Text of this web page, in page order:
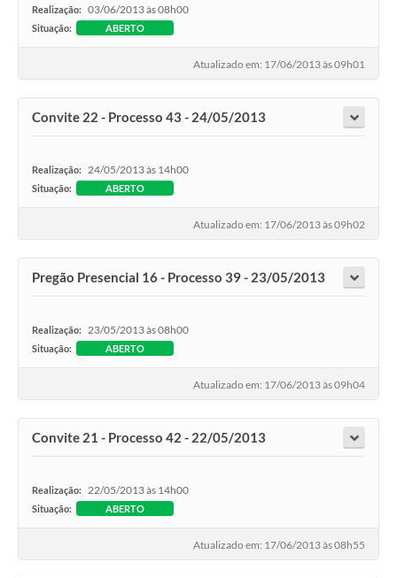
Realização: 03/06/2013 às 08h00
Situação: ABERTO
Atualizado em: 17/06/2013 às 09h01
Convite 22 - Processo 43 - 24/05/2013
Realização: 24/05/2013 às 14h00
Situação: ABERTO
Atualizado em: 17/06/2013 às 09h02
Pregão Presencial 16 - Processo 39 - 23/05/2013
Realização: 23/05/2013 às 08h00
Situação: ABERTO
Atualizado em: 17/06/2013 às 09h04
Convite 21 - Processo 42 - 22/05/2013
Realização: 22/05/2013 às 14h00
Situação: ABERTO
Atualizado em: 17/06/2013 às 08h55